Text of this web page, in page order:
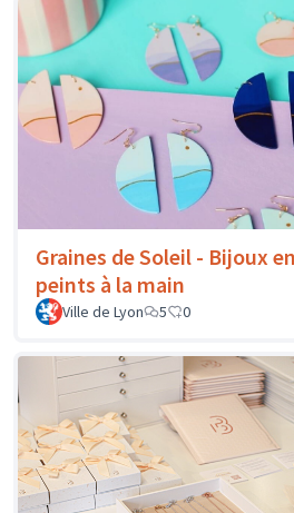
Graines de Soleil - Bijoux
peints à la main
Ville de Lyon 5 0